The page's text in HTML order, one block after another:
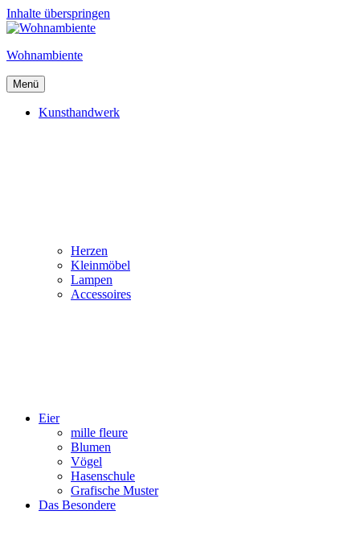
Inhalte überspringen
Wohnambiente
Menü
Kunsthandwerk
Herzen
Kleinmöbel
Lampen
Accessoires
Eier
mille fleure
Blumen
Vögel
Hasenschule
Grafische Muster
Das Besondere